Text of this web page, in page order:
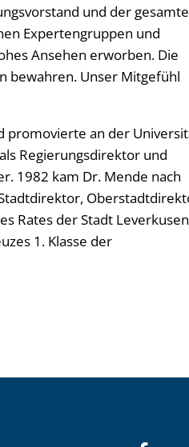
und der
Expertengruppen und
Ansehen erworben. Die
bewahren. Unser Mitgefühl
promovierte an der
Regierungsdirektor und
1982 kam Dr. Mende nach
Rates der Stadt
1. Klasse der